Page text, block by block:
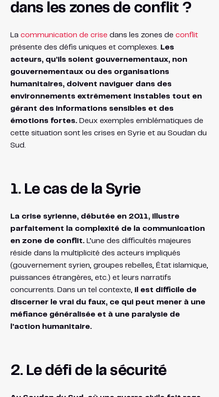
dans les zones de conflit ?
La communication de crise dans les zones de conflit
présente des défis uniques et complexes. Les
acteurs, qu’ils soient gouvernementaux, non
gouvernementaux ou des organisations
humanitaires, doivent naviguer dans des
environnements extrêmement instables tout en
gérant des informations sensibles et des
émotions fortes.Deux exemples emblématiques de
cette situation sont les crises en Syrie et au Soudan du
Sud.
1. Le cas de la Syrie
La crise syrienne, débutée en 2011, illustre
parfaitement la complexité de la communication
en zone de conflit.L’une des difficultés majeures
réside dans la multiplicité des acteurs impliqués
(gouvernement syrien, groupes rebelles, État islamique,
puissances étrangères, etc.) et leurs narratifs
concurrents. Dans un tel contexte, il est difficile de
discerner le vrai du faux, ce qui peut mener à une
méfiance généralisée et à une paralysie de
l’action humanitaire.
2. Le défi de la sécurité